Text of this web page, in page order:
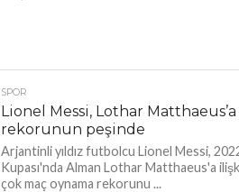
SPOR
Lionel Messi, Lothar
rekorunun peşinde
Arjantinli yıldız futbolcu Lionel Messi,
Kupası'nda Alman Lothar Matthaeus'a
çok maç oynama rekorunu ...